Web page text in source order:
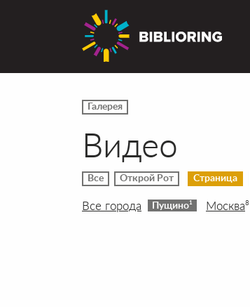
Галерея
Видео
Все Открой Рот Страница
Все города Пущино1 Москва8